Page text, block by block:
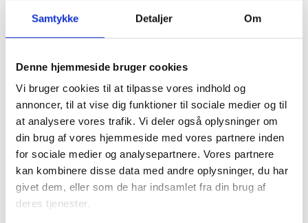
Samtykke Detaljer Om
Denne hjemmeside bruger cookies
Vi bruger cookies til at tilpasse vores indhold og
annoncer, til at vise dig funktioner til sociale medier og til
at analysere vores trafik. Vi deler også oplysninger om
din brug af vores hjemmeside med vores partnere inden
for sociale medier og analysepartnere. Vores partnere
kan kombinere disse data med andre oplysninger, du har
givet dem, eller som de har indsamlet fra din brug af
deres tjenester.
Se hele aftalen her